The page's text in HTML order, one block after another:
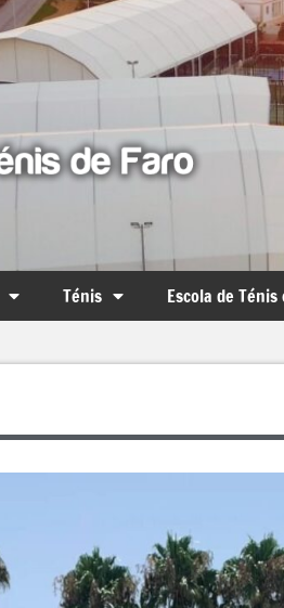
Ténis Escola de Ténis